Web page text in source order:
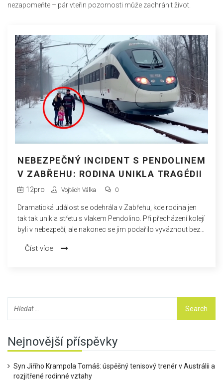
nezapomeňte – pár vteřin pozornosti může zachránit život.
NEBEZPEČNÝ INCIDENT S PENDOLINEM
V ZABŘEHU: RODINA UNIKLA TRAGÉDII
12pro Vojtěch Válka 0
Dramatická událost se odehrála v Zabřehu, kde rodina jen
tak tak unikla střetu s vlakem Pendolino. Při přecházení kolejí
byli v nebezpečí, ale nakonec se jim podařilo vyváznout bez
přecházení železničních tratí a podtrhuje důležitost
Číst více
Nejnovější příspěvky
Syn Jiřího Krampola Tomáš: úspěšný tenisový trenér v Austrálii a
rozjitřené rodinné vztahy